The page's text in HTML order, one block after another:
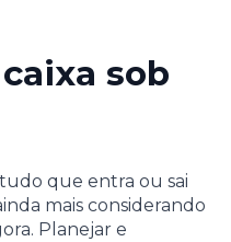
sob
que entra ou sai
mais considerando
Planejar e